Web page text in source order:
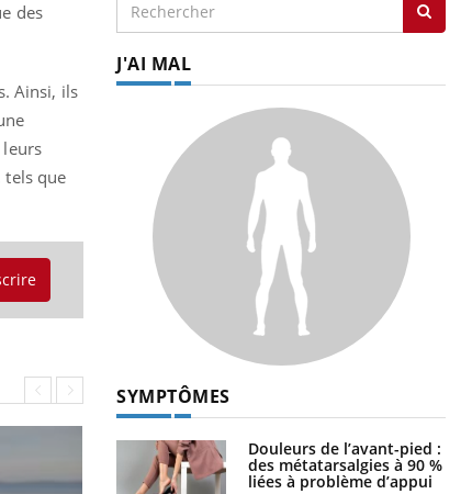
des
Ainsi, ils
leurs
tels que
J'AI MAL
SYMPTÔMES
Douleurs de l’avant-pied :
des métatarsalgies à 90 %
liées à problème d’appui